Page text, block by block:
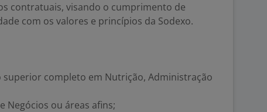
contratuais, visando o cumprimento de
com os valores e princípios da Sodexo.
superior completo em Nutrição, Administração
Negócios ou áreas afins;